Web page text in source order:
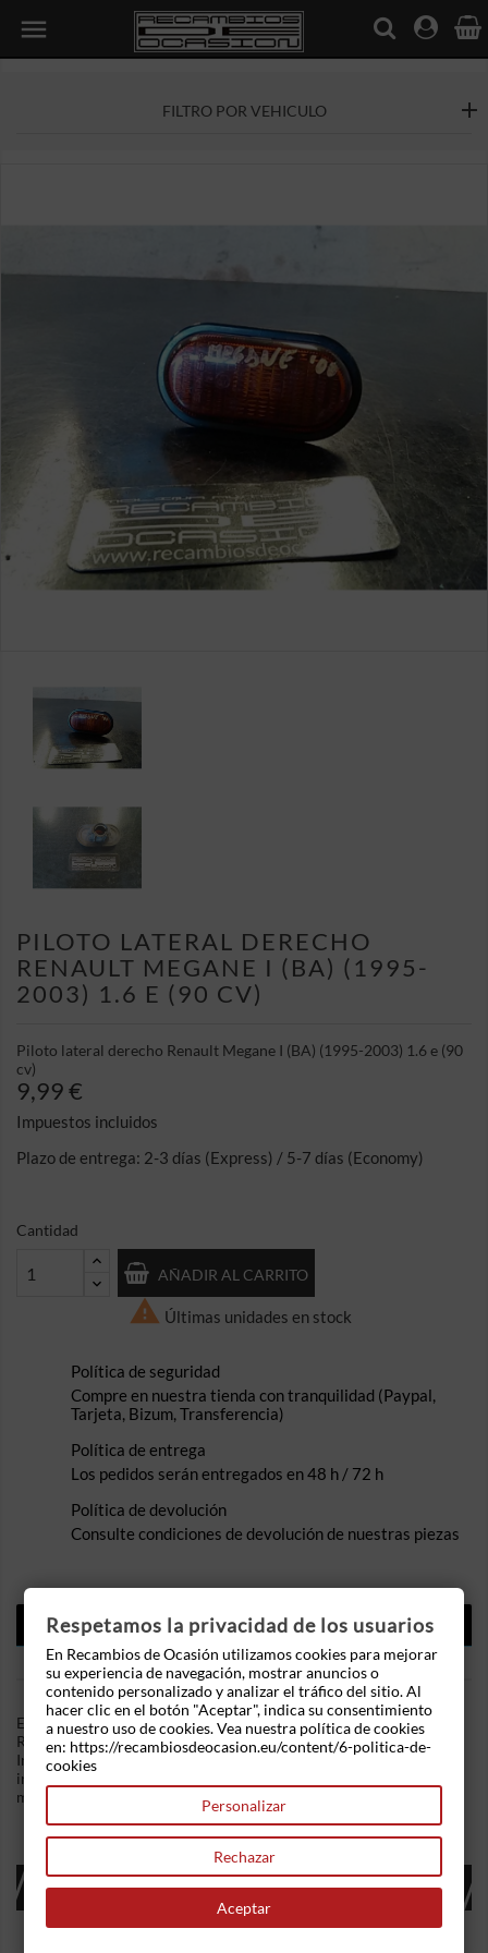

FILTRO POR VEHICULO
PILOTO LATERAL DERECHO
RENAULT MEGANE I (BA) (1995-
2003) 1.6 E (90 CV)
Piloto lateral derecho Renault Megane I (BA) (1995-2003) 1.6 e (90
cv)
9,99 €
Impuestos incluidos
Plazo de entrega: 2-3 días (Express) / 5-7 días (Economy)
Cantidad
AÑADIR AL CARRITO
 Últimas unidades en stock
Política de seguridad
Compre en nuestra tienda con tranquilidad (Paypal,
Tarjeta, Bizum, Transferencia)
Política de entrega
Los pedidos serán entregados en 48 h / 72 h
Política de devolución
Consulte condiciones de devolución de nuestras piezas
DESCRIPCIÓN
DETALLES DEL PRODUCTO
En Recambios de Ocasion disponemos de Piloto lateral derecho
Renault Megane I (BA) (1995-2003) 1.6 e (90 cv) .Referencia
Interna: 05191153058044 - Ref: 7700847333. Piloto de
intermitencia de color naranja ambar. Ademas, disponemos de
mas recambios, si tiene cualquier duda consultenos.
16 OTROS PRODUCTOS EN LA MISMA
CATEGORÍA:
Respetamos la privacidad de los usuarios
En Recambios de Ocasión utilizamos cookies para mejorar
su experiencia de navegación, mostrar anuncios o
contenido personalizado y analizar el tráfico del sitio. Al
hacer clic en el botón "Aceptar", indica su consentimiento
a nuestro uso de cookies. Vea nuestra política de cookies
en: https://recambiosdeocasion.eu/content/6-politica-de-
cookies
Personalizar
Rechazar
Aceptar